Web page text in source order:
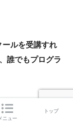
ルを受講すれ
誰でもプログラ
ニュー
トップ